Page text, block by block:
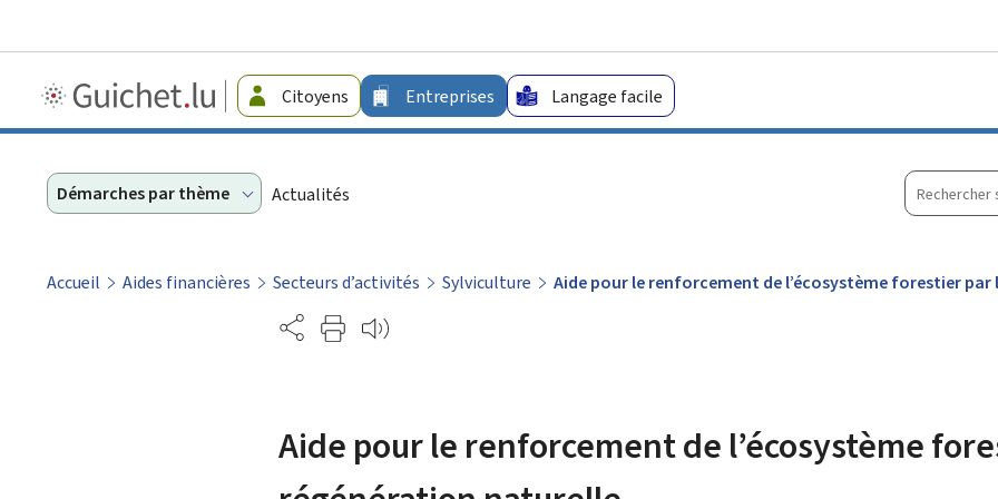
Guichet.lu
-
Citoyens Entreprises Langage facile
Démarches par thème Actualités
sur
site
Accueil Aides financières Secteurs d’activités Sylviculture
Aide pour le renforcement de l’écosystème forestier
Partage
Aide pour le renforcement de l’écosystème